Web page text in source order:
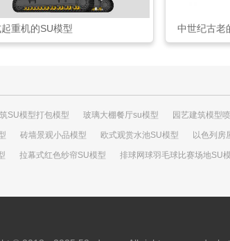
起重机的SU模型 中世纪古老
SU模型打包模型 玻璃大棚餐厅su模型 园艺建筑模型
砖墙景观小品模型 欧式观赏水池SU模型 以色列房
拉幕式红色纱帘SU模型 排球网球羽毛球比赛场地SU